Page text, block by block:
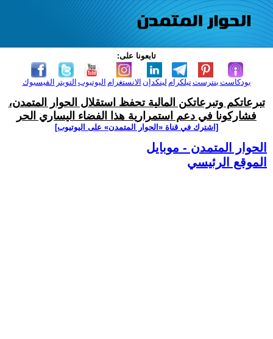
تابعونا على:
الفيسبوك التويتر اليوتيوب الانستغرام لينكدإن تيلكرامبنترست بودكاست
تبرعاتكم وتبرعاتكن المالية تحفظ استقلال الحوار المتمدن،
فشاركونا في دعم استمرارية هذا الفضاء اليساري الحر
[اشترك في قناة ‫«الحوار المتمدن» على اليوتيوب]
الحوار المتمدن - موبايل
الموقع الرئيسي